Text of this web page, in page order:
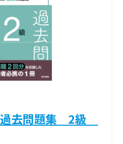
過去問題集 2級